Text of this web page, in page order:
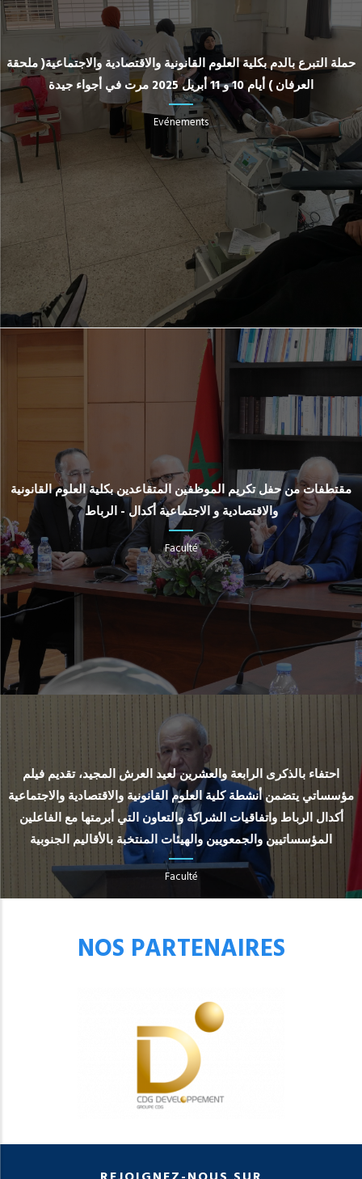
حملة التبرع بالدم بكلية العلوم القانونية والاقتصادية والاجتماعية( ملحقة
العرفان ) أيام 10 و 11 أبريل 2025 مرت في أجواء جيدة
Evénements
مقتطفات من حفل تكريم الموظفين المتقاعدين بكلية العلوم القانونية
والاقتصادية و الاجتماعية أكدال - الرباط
Faculté
احتفاء بالذكرى الرابعة والعشرين لعيد العرش المجيد، تقديم فيلم
مؤسساتي يتضمن أنشطة كلية العلوم القانونية والاقتصادية والاجتماعية
أكدال الرباط واتفاقيات الشراكة والتعاون التي أبرمتها مع الفاعلين
المؤسساتيين والجمعويين والهيئات المنتخبة بالأقاليم الجنوبية
Faculté
NOS PARTENAIRES